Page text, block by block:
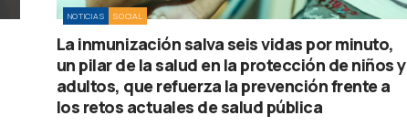
NOTICIAS SOCIAL
La inmunización salva seis vidas por minuto,
un pilar de la salud en la protección de niños y
adultos, que refuerza la prevención frente a
los retos actuales de salud pública